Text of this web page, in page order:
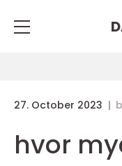
27. October 2023
hvor